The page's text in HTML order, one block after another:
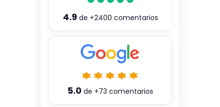
4.9de +2400 comentarios
5.0de +73 comentarios